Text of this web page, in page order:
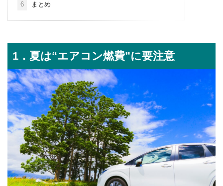
6 まとめ
1．夏は“エアコン燃費”に要注意